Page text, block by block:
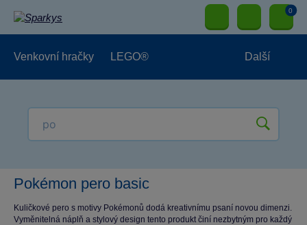
0
Venkovní hračky LEGO® Další
Pokémon pero basic
Kuličkové pero s motivy Pokémonů dodá kreativnímu psaní novou dimenzi.
Vyměnitelná náplň a stylový design tento produkt činí nezbytným pro každý